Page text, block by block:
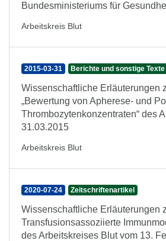
Bundesministeriums für
Arbeitskreis Blut
2015-03-31 Berichte und sonstige Texte
Wissenschaftliche Erläuterungen
„Bewertung von Apherese- und
Thrombozytenkonzentraten“ des
31.03.2015
Arbeitskreis Blut
2020-07-24 Zeitschriftenartikel
Wissenschaftliche Erläuterungen
Transfusionsassoziierte
des Arbeitskreises Blut vom 13.